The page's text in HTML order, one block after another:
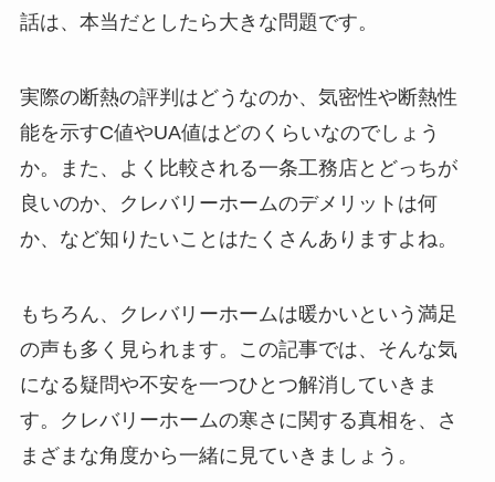
話は、本当だとしたら大きな問題です。
実際の断熱の評判はどうなのか、気密性や断熱性
能を示すC値やUA値はどのくらいなのでしょう
か。また、よく比較される一条工務店とどっちが
良いのか、クレバリーホームのデメリットは何
か、など知りたいことはたくさんありますよね。
もちろん、クレバリーホームは暖かいという満足
の声も多く見られます。この記事では、そんな気
になる疑問や不安を一つひとつ解消していきま
す。クレバリーホームの寒さに関する真相を、さ
まざまな角度から一緒に見ていきましょう。